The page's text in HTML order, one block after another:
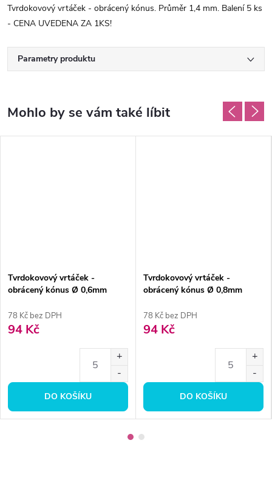
Tvrdokovový vrtáček - obrácený kónus. Průměr 1,4 mm. Balení 5 ks
- CENA UVEDENA ZA 1KS!
Parametry produktu
Tvrdokovový vrtáček -
obrácený kónus Ø 0,6mm
78 Kč bez DPH
94 Kč
DO KOŠÍKU
Tvrdokovový vrtáček -
obrácený kónus Ø 0,8mm
78 Kč bez DPH
94 Kč
DO KOŠÍKU